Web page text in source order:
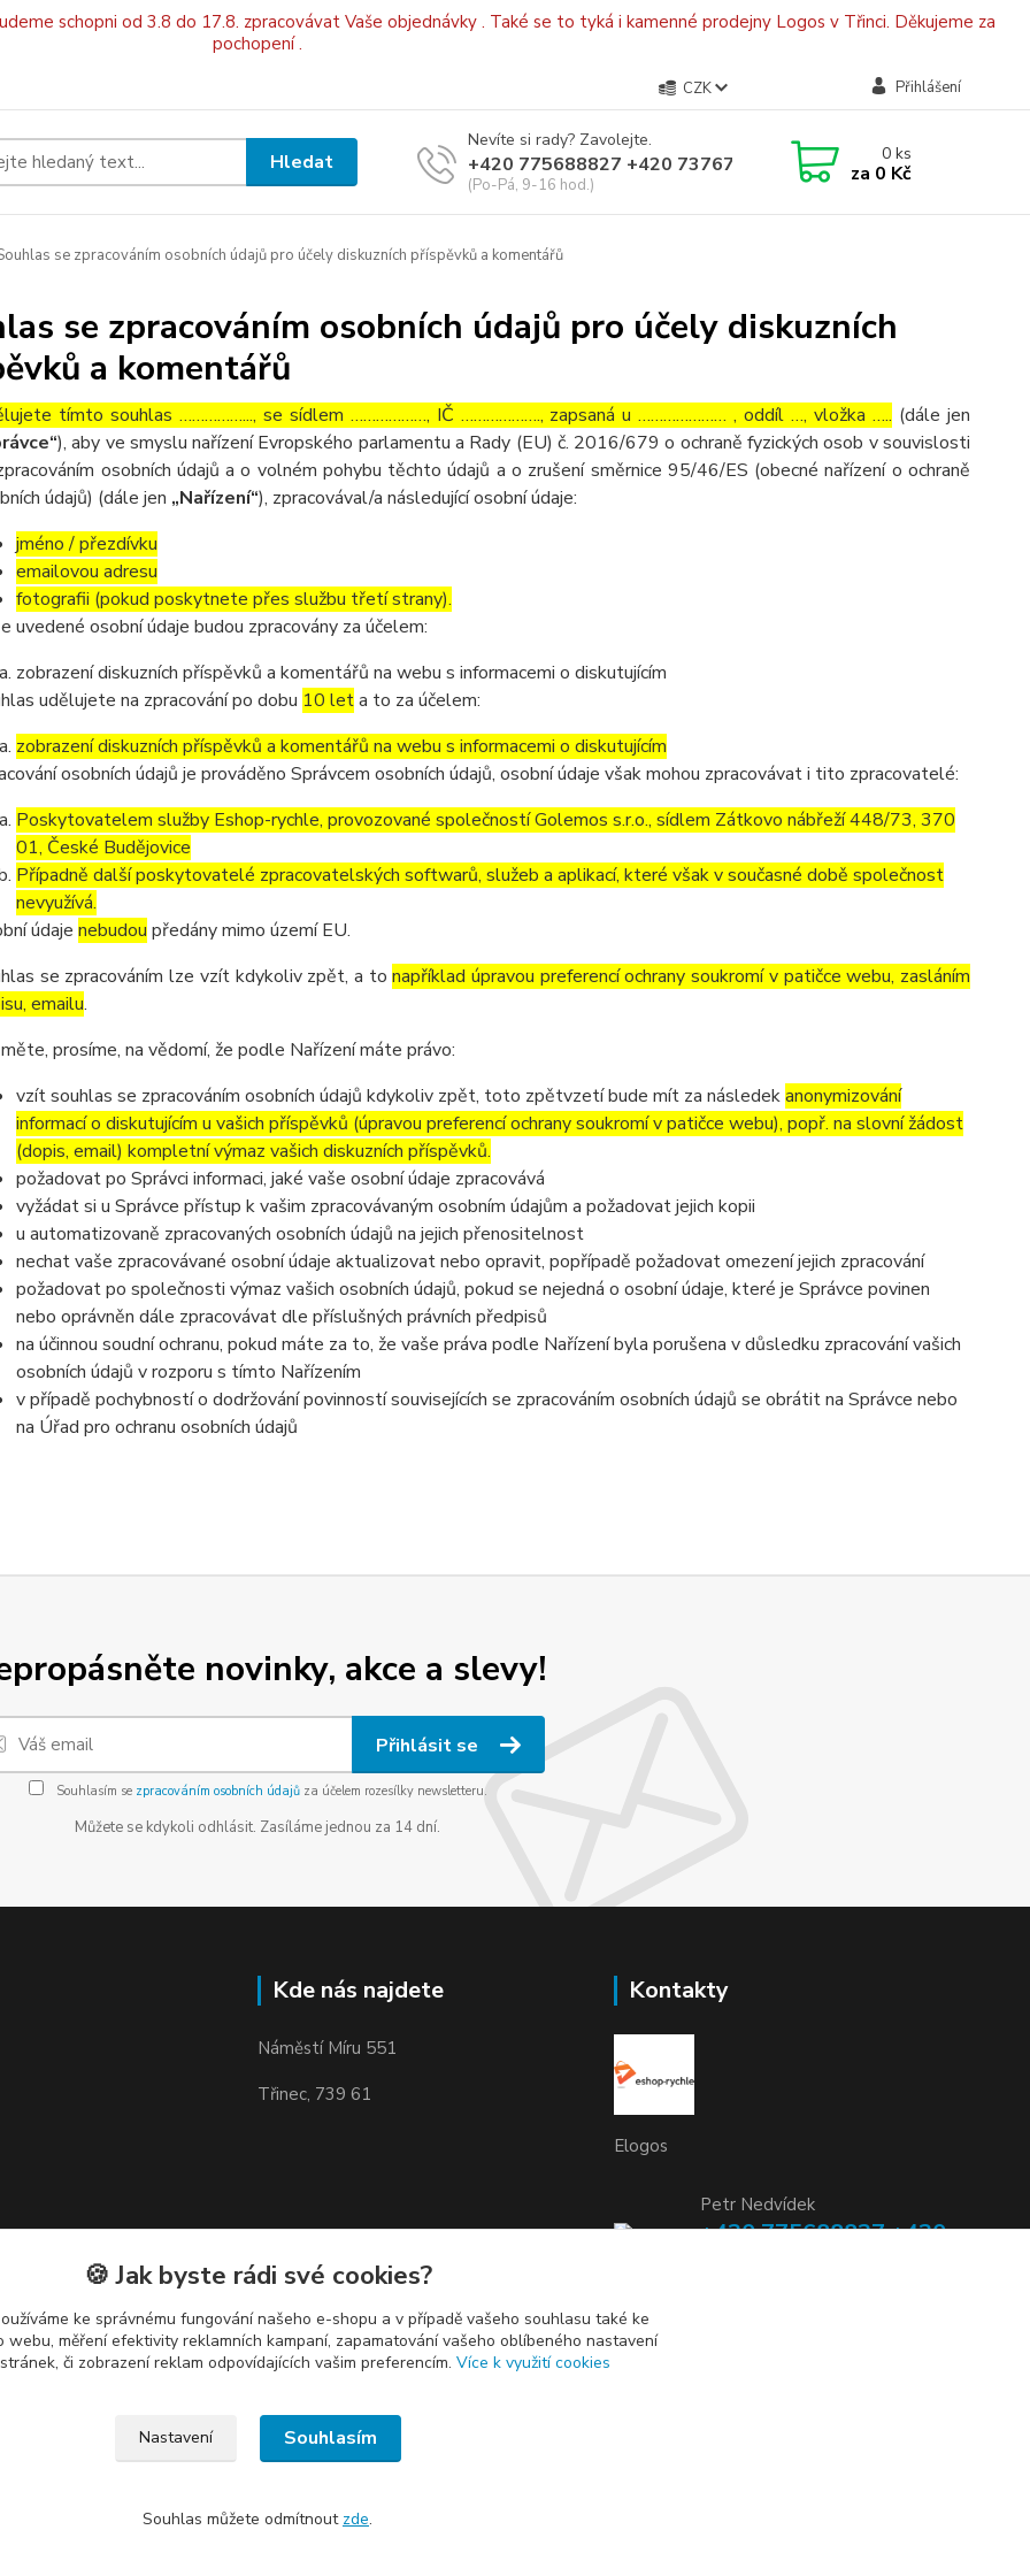
schopni od 3.8 do 17.8. zpracovávat Vaše objednávky . Také se to tyká i kamenné prodejny Logos v Třinci. Děkujeme za
pochopení .
CZK Přihlášení
Hledat
Nevíte si rady? Zavolejte.
+420 775688827 +420 737670415
(Po-Pá, 9-16 hod.)
0ks
za 0 Kč
se zpracováním osobních údajů pro účely diskuzních příspěvků a komentářů
se zpracováním osobních údajů pro účely diskuzních
a komentářů
tímto souhlas ……………..., se sídlem ………………, IČ ………………., zapsaná u ………………… , oddíl …, vložka ….. (dále jen
), aby ve smyslu nařízení Evropského parlamentu a Rady (EU) č. 2016/679 o ochraně fyzických osob v souvislosti
osobních údajů a o volném pohybu těchto údajů a o zrušení směrnice 95/46/ES (obecné nařízení o ochraně
údajů) (dále jen „Nařízení“), zpracovával/a následující osobní údaje:
jméno / přezdívku
emailovou adresu
fotografii (pokud poskytnete přes službu třetí strany).
uvedené osobní údaje budou zpracovány za účelem:
zobrazení diskuzních příspěvků a komentářů na webu s informacemi o diskutujícím
udělujete na zpracování po dobu 10 leta to za účelem:
zobrazení diskuzních příspěvků a komentářů na webu s informacemi o diskutujícím
osobních údajů je prováděno Správcem osobních údajů, osobní údaje však mohou zpracovávat i tito zpracovatelé:
Poskytovatelem služby Eshop-rychle, provozované společností Golemos s.r.o., sídlem Zátkovo nábřeží 448/73, 370
01, České Budějovice
Případně další poskytovatelé zpracovatelských softwarů, služeb a aplikací, které však v současné době společnost
nevyužívá.
údaje nebudou předány mimo území EU.
se zpracováním lze vzít kdykoliv zpět, a tonapříklad úpravou preferencí ochrany soukromí v patičce webu, zasláním
emailu.
prosíme, na vědomí, že podle Nařízení máte právo:
vzít souhlas se zpracováním osobních údajů kdykoliv zpět, toto zpětvzetí bude mít za následekanonymizování
informací o diskutujícím u vašich příspěvků (úpravou preferencí ochrany soukromí v patičce webu), popř. na slovní žádost
(dopis, email) kompletní výmaz vašich diskuzních příspěvků.
požadovat po Správci informaci, jaké vaše osobní údaje zpracovává
vyžádat si u Správce přístup k vašim zpracovávaným osobním údajům a požadovat jejich kopii
u automatizovaně zpracovaných osobních údajů na jejich přenositelnost
nechat vaše zpracovávané osobní údaje aktualizovat nebo opravit, popřípadě požadovat omezení jejich zpracování
požadovat po společnosti výmaz vašich osobních údajů, pokud se nejedná o osobní údaje, které je Správce povinen
nebo oprávněn dále zpracovávat dle příslušných právních předpisů
na účinnou soudní ochranu, pokud máte za to, že vaše práva podle Nařízení byla porušena v důsledku zpracování vašich
osobních údajů v rozporu s tímto Nařízením
v případě pochybností o dodržování povinností souvisejících se zpracováním osobních údajů se obrátit na Správce nebo
na Úřad pro ochranu osobních údajů
novinky, akce a slevy!
Přihlásit se
Souhlasím se zpracováním osobních údajůza účelem rozesílky newsletteru.
Můžete se kdykoli odhlásit. Zasíláme jednou za 14 dní.
Kde nás najdete
Náměstí Míru 551
Třinec, 739 61
Kontakty
Elogos
Petr Nedvídek
+420 775688827 +420
info@elogos.cz
🍪 Jak byste rádi své cookies?
ke správnému fungování našeho e-shopu a v případě vašeho souhlasu také ke
měření efektivity reklamních kampaní, zapamatování vašeho oblíbeného nastavení
či zobrazení reklam odpovídajících vašim preferencím. Více k využití cookies
Nastavení Souhlasím
Souhlas můžete odmítnout zde.